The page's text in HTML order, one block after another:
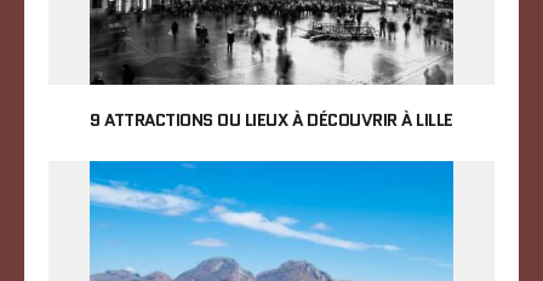
9 ATTRACTIONS OU LIEUX À DÉCOUVRIR À LILLE